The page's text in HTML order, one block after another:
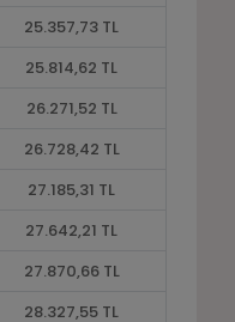
25.357,73 TL
25.814,62 TL
26.271,52 TL
26.728,42 TL
27.185,31 TL
27.642,21 TL
27.870,66 TL
28.327,55 TL